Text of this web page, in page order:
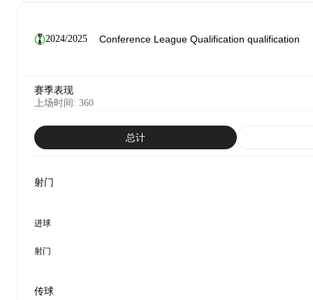
2024/2025
赛季表现
上场时间: 360
总计
射门
进球
射门
传球